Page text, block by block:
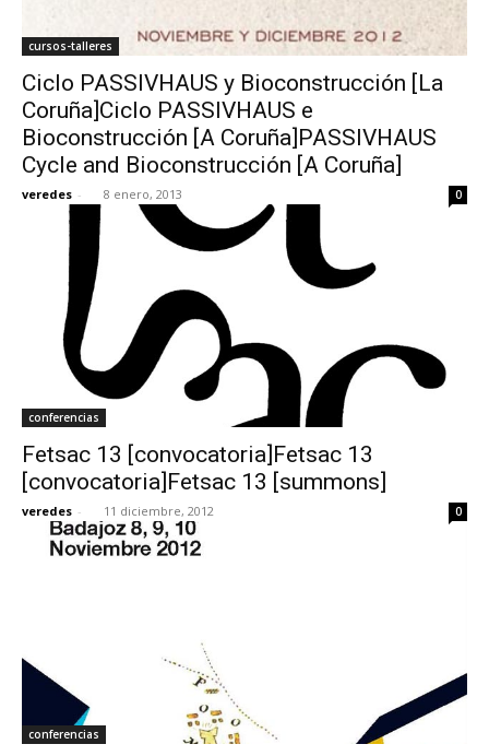
cursos-talleres
Ciclo PASSIVHAUS y Bioconstrucción [La
Coruña]Ciclo PASSIVHAUS e
Bioconstrucción [A Coruña]PASSIVHAUS
Cycle and Bioconstrucción [A Coruña]
veredes - 8 enero, 2013 0
conferencias
Fetsac 13 [convocatoria]Fetsac 13
[convocatoria]Fetsac 13 [summons]
veredes - 11 diciembre, 2012 0
conferencias